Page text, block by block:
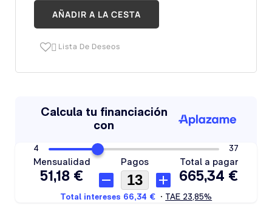
AÑADIR A LA CESTA
 Lista De Deseos